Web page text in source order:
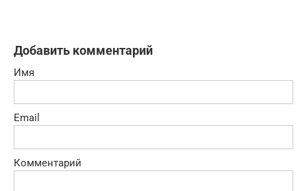
Добавить комментарий
Имя
Email
Комментарий